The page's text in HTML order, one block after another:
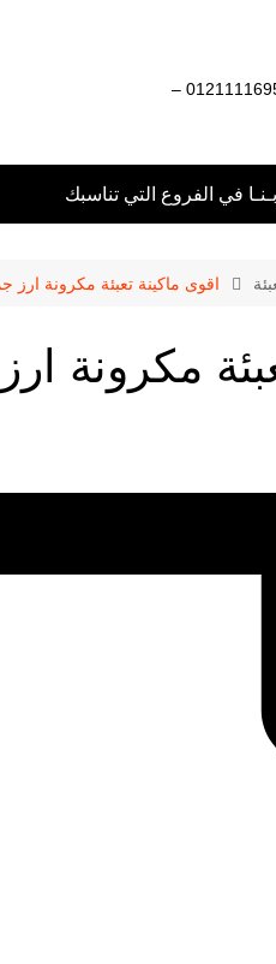
التعبئة و التغليف 01211116954 – 01211116956 –
في الفروع التي تناسبك
اقوى ماكينة تعبئة مكرونة ارز
مكرونة